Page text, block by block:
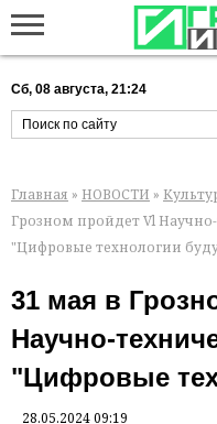
Сб, 08 августа, 21:24
Главная » НОВОСТИ »
Грозном пройдет Vl
"Цифровые технологии
31 мая в
Научно-
"Цифровые
28.05.2024 09:19